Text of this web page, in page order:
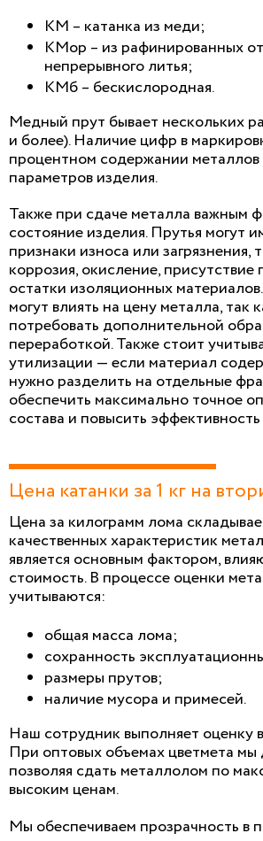
КМ – катанка из меди;
КМор – из рафинированных
непрерывного литья;
КМб – бескислородная.
Медный прут бывает нескольких
и более). Наличие цифр в
процентном содержании металлов
параметров изделия.
Также при сдаче металла важным
состояние изделия. Прутья могут
признаки износа или загрязнения,
коррозия, окисление, присутствие
остатки изоляционных
могут влиять на цену металла, так
потребовать дополнительной
переработкой. Также стоит
утилизации — если материал
нужно разделить на отдельные
обеспечить максимально точное
состава и повысить
Цена катанки за 1 кг на
Цена за килограмм лома
качественных характеристик
является основным фактором,
стоимость. В процессе оценки
учитываются:
общая масса лома;
сохранность
размеры прутов;
наличие мусора и примесей.
Наш сотрудник выполняет оценку
При оптовых объемах цветмета мы
позволяя сдать металлолом по
высоким ценам.
Мы обеспечиваем прозрачность в